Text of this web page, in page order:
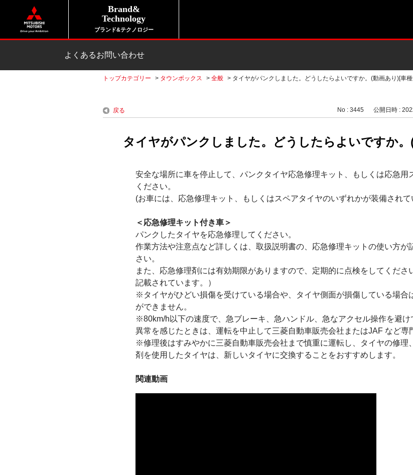
Brand&
Technology
ブランド&テクノロジー
よくあるお問い合わせ
トップカテゴリー > タウンボックス > 全般 > タイヤがパンクしました。どうしたらよいですか。(動画あり)[車
戻る No : 3445 公開日時 :
タイヤがパンクしました。どうしたらよいですか
安全な場所に車を停止して、パンクタイヤ応急修理キット、もしくは応急用
ください。
(お車には、応急修理キット、もしくはスペアタイヤのいずれかが装備されて
＜応急修理キット付き車＞
パンクしたタイヤを応急修理してください。
作業方法や注意点など詳しくは、取扱説明書の、応急修理キットの使い方が
さい。
また、応急修理剤には有効期限がありますので、定期的に点検をしてくださ
記載されています。）
※タイヤがひどい損傷を受けている場合や、タイヤ側面が損傷している場合
ができません。
※80km/h以下の速度で、急ブレーキ、急ハンドル、急なアクセル操作を避
異常を感じたときは、運転を中止して三菱自動車販売会社またはJAF など専
※修理後はすみやかに三菱自動車販売会社まで慎重に運転し、タイヤの修理
剤を使用したタイヤは、新しいタイヤに交換することをおすすめします。
関連動画